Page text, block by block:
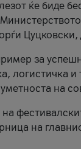
ќе биде
за
логистичка и
уметноста на
на